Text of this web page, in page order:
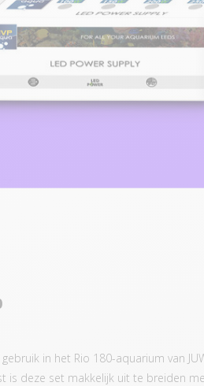
in het Rio 180-aquarium van
is deze set makkelijk uit te breiden